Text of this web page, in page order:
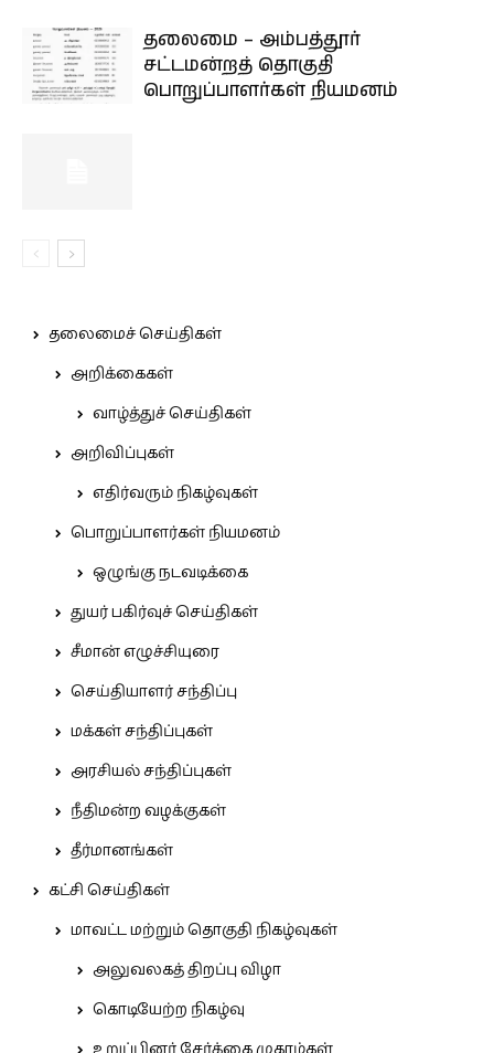
தலைமை – அம்பத்தூர்
சட்டமன்றத் தொகுதி
பொறுப்பாளர்கள் நியமனம்
தலைமைச் செய்திகள்
அறிக்கைகள்
வாழ்த்துச் செய்திகள்
அறிவிப்புகள்
எதிர்வரும் நிகழ்வுகள்
பொறுப்பாளர்கள் நியமனம்
ஒழுங்கு நடவடிக்கை
துயர் பகிர்வுச் செய்திகள்
சீமான் எழுச்சியுரை
செய்தியாளர் சந்திப்பு
மக்கள் சந்திப்புகள்
அரசியல் சந்திப்புகள்
நீதிமன்ற வழக்குகள்
தீர்மானங்கள்
கட்சி செய்திகள்
மாவட்ட மற்றும் தொகுதி நிகழ்வுகள்
அலுவலகத் திறப்பு விழா
கொடியேற்ற நிகழ்வு